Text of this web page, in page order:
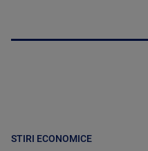
STIRI ECONOMICE